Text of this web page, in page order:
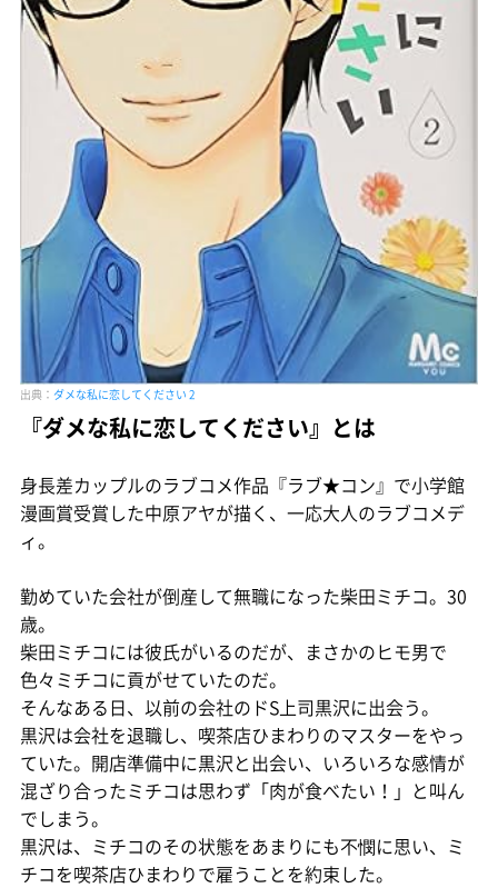
出典： ダメな私に恋してください 2
『ダメな私に恋してください』とは
身長差カップルのラブコメ作品『ラブ★コン』で小学館
漫画賞受賞した中原アヤが描く、一応大人のラブコメデ
ィ。
勤めていた会社が倒産して無職になった柴田ミチコ。30
歳。
柴田ミチコには彼氏がいるのだが、まさかのヒモ男で
色々ミチコに貢がせていたのだ。
そんなある日、以前の会社のドS上司黒沢に出会う。
黒沢は会社を退職し、喫茶店ひまわりのマスターをやっ
ていた。開店準備中に黒沢と出会い、いろいろな感情が
混ざり合ったミチコは思わず「肉が食べたい！」と叫ん
でしまう。
黒沢は、ミチコのその状態をあまりにも不憫に思い、ミ
チコを喫茶店ひまわりで雇うことを約束した。